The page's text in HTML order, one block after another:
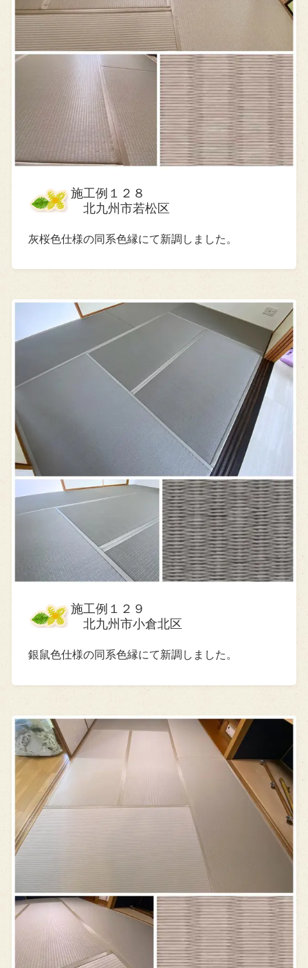
施工例１２８
北九州市若松区
灰桜色仕様の同系色縁にて新調しました。
施工例１２９
北九州市小倉北区
銀鼠色仕様の同系色縁にて新調しました。